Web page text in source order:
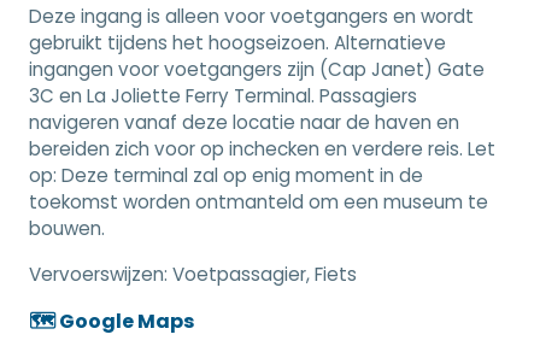
Deze ingang is alleen voor voetgangers en wordt
gebruikt tijdens het hoogseizoen. Alternatieve
ingangen voor voetgangers zijn (Cap Janet) Gate
3C en La Joliette Ferry Terminal. Passagiers
navigeren vanaf deze locatie naar de haven en
bereiden zich voor op inchecken en verdere reis. Let
op: Deze terminal zal op enig moment in de
toekomst worden ontmanteld om een museum te
bouwen.
Vervoerswijzen: Voetpassagier, Fiets
🗺️ Google Maps